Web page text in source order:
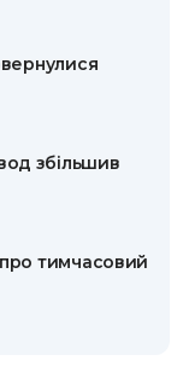
збільшив
тимчасовий